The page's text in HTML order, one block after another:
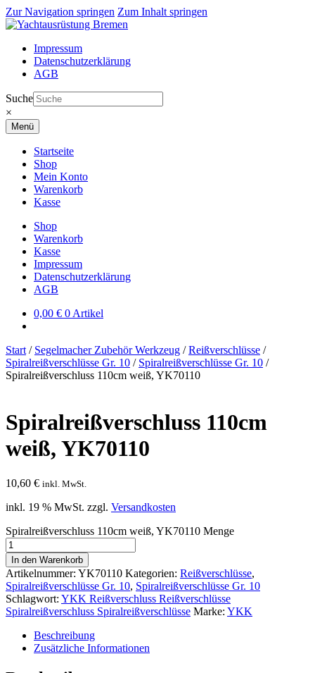
Zur Navigation springen Zum Inhalt springen
Impressum
Datenschutzerklärung
AGB
Suche
×
Menü
Startseite
Shop
Mein Konto
Warenkorb
Kasse
Shop
Warenkorb
Kasse
Impressum
Datenschutzerklärung
AGB
0,00 € 0 Artikel
Start / Segelmacher Zubehör Werkzeug /Reißverschlüsse /
Spiralreißverschlüsse Gr. 10 / Spiralreißverschlüsse Gr. 10 /
Spiralreißverschluss 110cm weiß, YK70110
Spiralreißverschluss 110cm
weiß, YK70110
10,60 € inkl. MwSt.
inkl. 19 % MwSt. zzgl. Versandkosten
Spiralreißverschluss 110cm weiß, YK70110 Menge
In den Warenkorb
Artikelnummer: YK70110 Kategorien: Reißverschlüsse,
Spiralreißverschlüsse Gr. 10, Spiralreißverschlüsse Gr. 10
Schlagwort: YKK Reißverschluss Reißverschlüsse
Spiralreißverschluss Spiralreißverschlüsse Marke: YKK
Beschreibung
Zusätzliche Informationen